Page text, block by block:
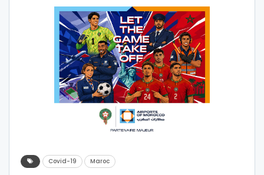
Covid-19 Maroc